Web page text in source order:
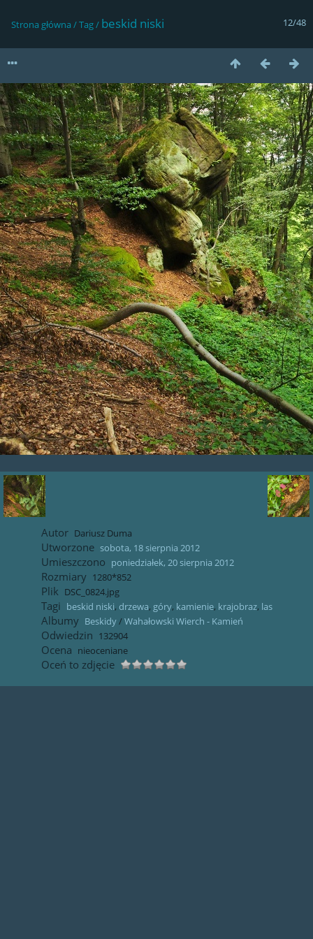
12/48
Strona główna /Tag/ beskid niski
Autor Dariusz Duma
Utworzone sobota, 18 sierpnia 2012
Umieszczono poniedziałek, 20 sierpnia 2012
Rozmiary 1280*852
Plik DSC_0824.jpg
Tagi beskid niski, drzewa, góry, kamienie, krajobraz, las
Albumy Beskidy/Wahałowski Wierch - Kamień
Odwiedzin 132904
Ocena nieoceniane
Oceń to zdjęcie